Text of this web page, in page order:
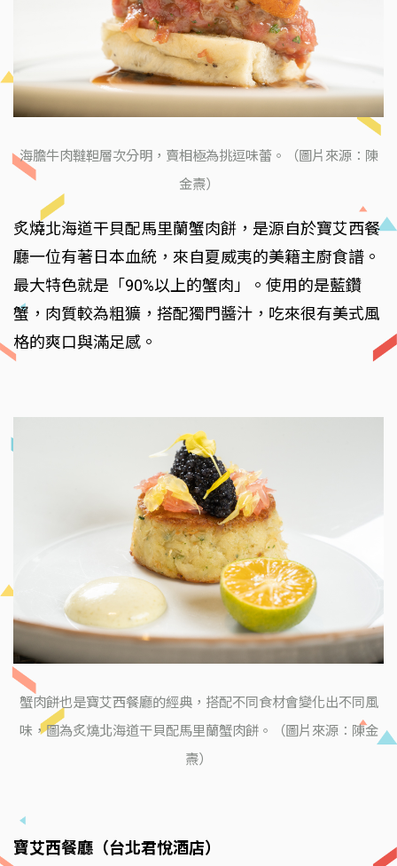
海膽牛肉韃靼層次分明，賣相極為挑逗味蕾。（圖片來源：陳
金燾）
炙燒北海道干貝配馬里蘭蟹肉餅，是源自於寶艾西餐
廳一位有著日本血統，來自夏威夷的美籍主廚食譜。
最大特色就是「90%以上的蟹肉」。使用的是藍鑽
蟹，肉質較為粗獷，搭配獨門醬汁，吃來很有美式風
格的爽口與滿足感。
蟹肉餅也是寶艾西餐廳的經典，搭配不同食材會變化出不同風
味，圖為炙燒北海道干貝配馬里蘭蟹肉餅。（圖片來源：陳金
燾）
寶艾西餐廳（台北君悅酒店）